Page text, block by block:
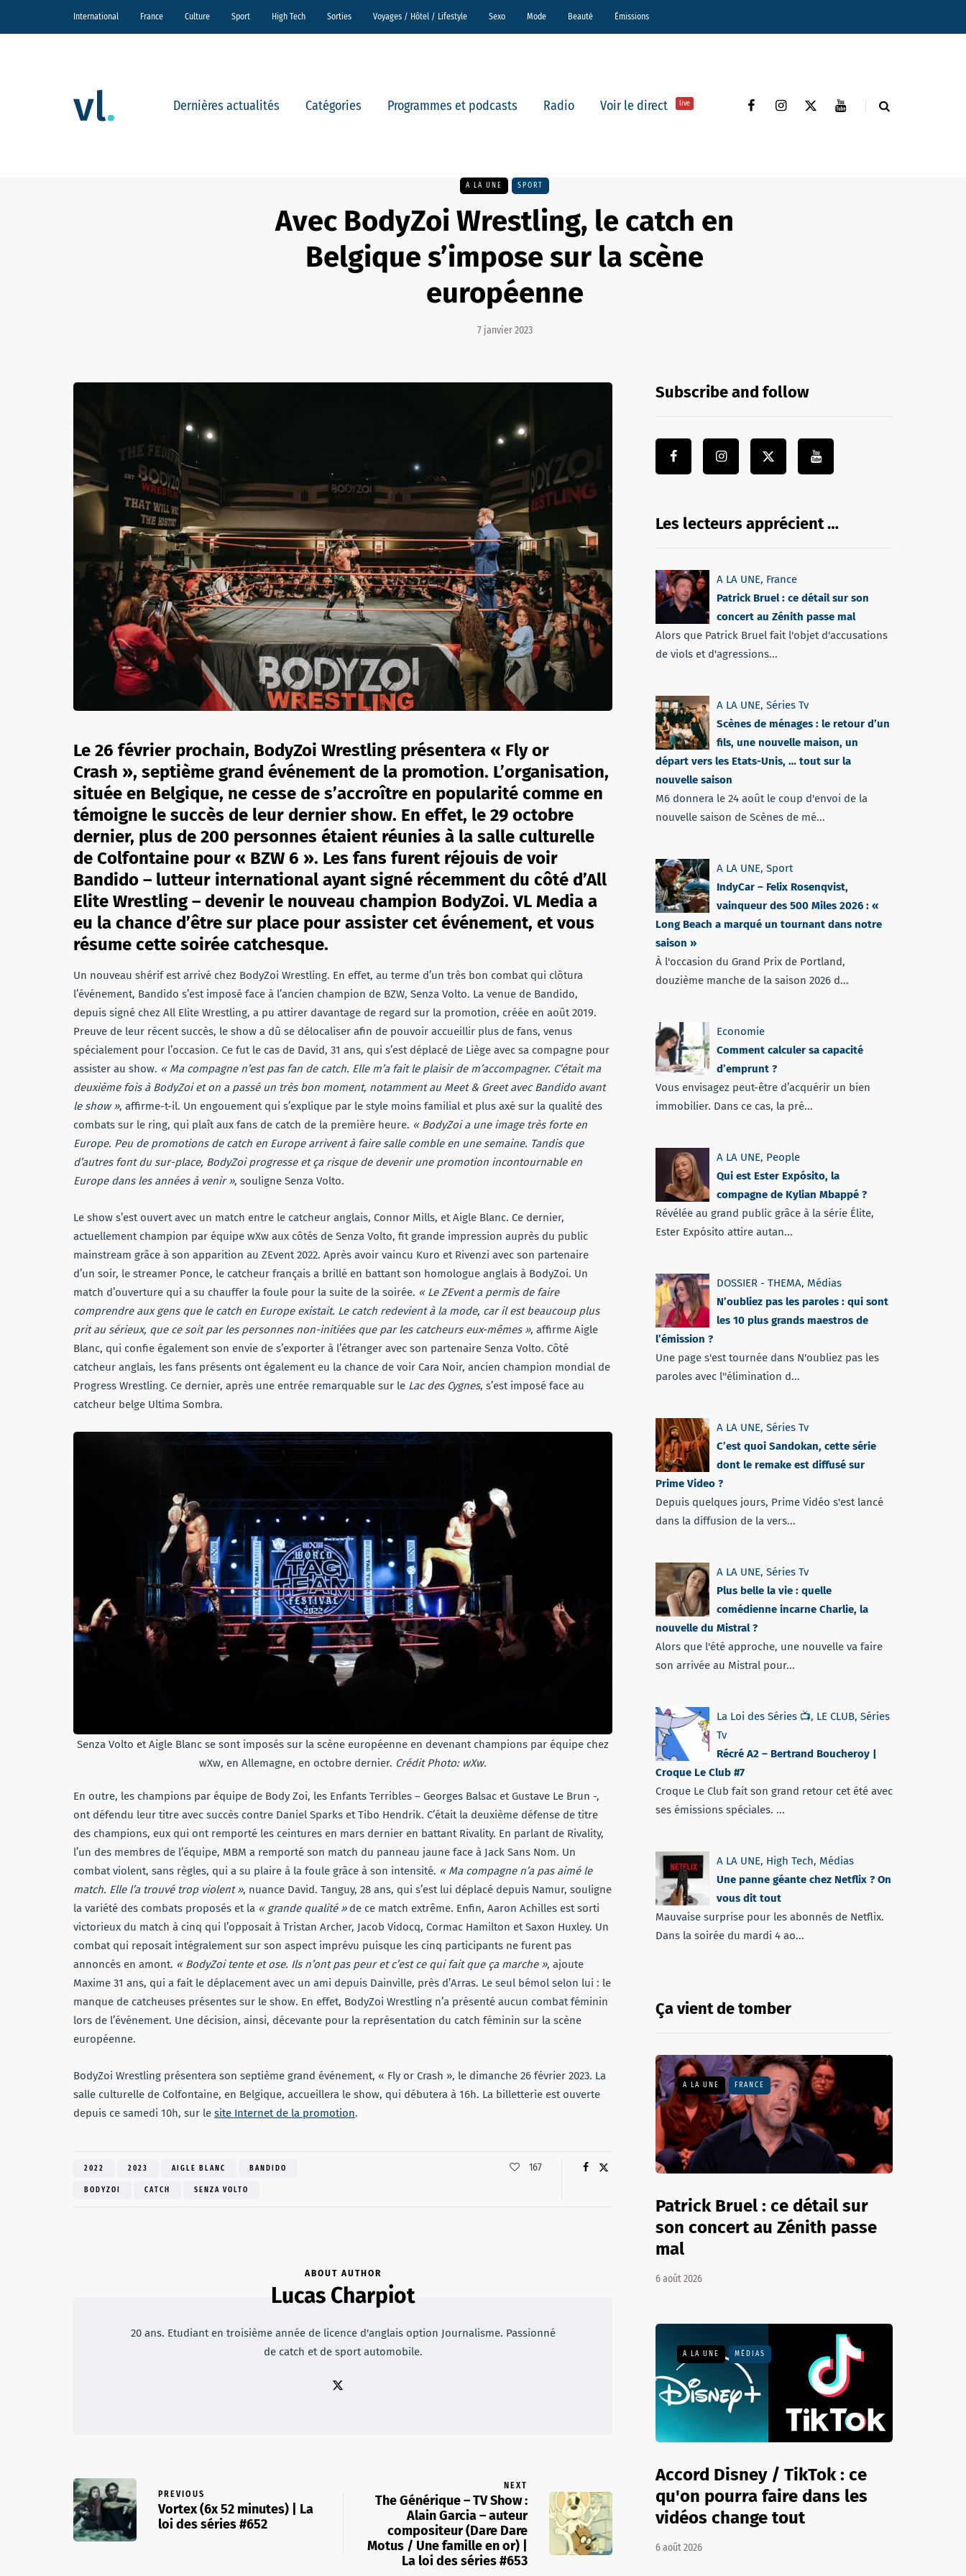
International France Culture Sport High Tech Sorties Voyages / Hôtel / Lifestyle Sexo Mode Beauté Émissions
Dernières actualités Catégories Programmes et podcasts Radio Voir le direct live
A LA UNE SPORT
Avec BodyZoi Wrestling, le catch en
Belgique s’impose sur la scène
européenne
7 janvier 2023
Le 26 février prochain, BodyZoi Wrestling présentera « Fly or
Crash », septième grand événement de la promotion. L’organisation,
située en Belgique, ne cesse de s’accroître en popularité comme en
témoigne le succès de leur dernier show. En effet, le 29 octobre
dernier, plus de 200 personnes étaient réunies à la salle culturelle
de Colfontaine pour « BZW 6 ». Les fans furent réjouis de voir
Bandido – lutteur international ayant signé récemment du côté d’All
Elite Wrestling – devenir le nouveau champion BodyZoi. VL Media a
eu la chance d’être sur place pour assister cet événement, et vous
résume cette soirée catchesque.
Un nouveau shérif est arrivé chez BodyZoi Wrestling. En effet, au terme d’un très bon combat qui clôtura
l’événement, Bandido s’est imposé face à l’ancien champion de BZW, Senza Volto. La venue de Bandido,
depuis signé chez All Elite Wrestling, a pu attirer davantage de regard sur la promotion, créée en août 2019.
Preuve de leur récent succès, le show a dû se délocaliser afin de pouvoir accueillir plus de fans, venus
spécialement pour l’occasion. Ce fut le cas de David, 31 ans, qui s’est déplacé de Liège avec sa compagne pour
assister au show. « Ma compagne n’est pas fan de catch. Elle m’a fait le plaisir de m’accompagner. C’était ma
deuxième fois à BodyZoi et on a passé un très bon moment, notamment au Meet & Greet avec Bandido avant
le show », affirme-t-il. Un engouement qui s’explique par le style moins familial et plus axé sur la qualité des
combats sur le ring, qui plaît aux fans de catch de la première heure. « BodyZoi a une image très forte en
Europe. Peu de promotions de catch en Europe arrivent à faire salle comble en une semaine. Tandis que
d’autres font du sur-place, BodyZoi progresse et ça risque de devenir une promotion incontournable en
Europe dans les années à venir », souligne Senza Volto.
Le show s’est ouvert avec un match entre le catcheur anglais, Connor Mills, et Aigle Blanc. Ce dernier,
actuellement champion par équipe wXw aux côtés de Senza Volto, fit grande impression auprès du public
mainstream grâce à son apparition au ZEvent 2022. Après avoir vaincu Kuro et Rivenzi avec son partenaire
d’un soir, le streamer Ponce, le catcheur français a brillé en battant son homologue anglais à BodyZoi. Un
match d’ouverture qui a su chauffer la foule pour la suite de la soirée. « Le ZEvent a permis de faire
comprendre aux gens que le catch en Europe existait. Le catch redevient à la mode, car il est beaucoup plus
prit au sérieux, que ce soit par les personnes non-initiées que par les catcheurs eux-mêmes », affirme Aigle
Blanc, qui confie également son envie de s’exporter à l’étranger avec son partenaire Senza Volto. Côté
catcheur anglais, les fans présents ont également eu la chance de voir Cara Noir, ancien champion mondial de
Progress Wrestling. Ce dernier, après une entrée remarquable sur le Lac des Cygnes, s’est imposé face au
catcheur belge Ultima Sombra.
Senza Volto et Aigle Blanc se sont imposés sur la scène européenne en devenant champions par équipe chez
wXw, en Allemagne, en octobre dernier. Crédit Photo: wXw.
En outre, les champions par équipe de Body Zoi, les Enfants Terribles – Georges Balsac et Gustave Le Brun -,
ont défendu leur titre avec succès contre Daniel Sparks et Tibo Hendrik. C’était la deuxième défense de titre
des champions, eux qui ont remporté les ceintures en mars dernier en battant Rivality. En parlant de Rivality,
l’un des membres de l’équipe, MBM a remporté son match du panneau jaune face à Jack Sans Nom. Un
combat violent, sans règles, qui a su plaire à la foule grâce à son intensité. « Ma compagne n’a pas aimé le
match. Elle l’a trouvé trop violent », nuance David. Tanguy, 28 ans, qui s’est lui déplacé depuis Namur, souligne
la variété des combats proposés et la « grande qualité » de ce match extrême. Enfin, Aaron Achilles est sorti
victorieux du match à cinq qui l’opposait à Tristan Archer, Jacob Vidocq, Cormac Hamilton et Saxon Huxley. Un
combat qui reposait intégralement sur son aspect imprévu puisque les cinq participants ne furent pas
annoncés en amont. « BodyZoi tente et ose. Ils n’ont pas peur et c’est ce qui fait que ça marche », ajoute
Maxime 31 ans, qui a fait le déplacement avec un ami depuis Dainville, près d’Arras. Le seul bémol selon lui : le
manque de catcheuses présentes sur le show. En effet, BodyZoi Wrestling n’a présenté aucun combat féminin
lors de l’événement. Une décision, ainsi, décevante pour la représentation du catch féminin sur la scène
européenne.
BodyZoi Wrestling présentera son septième grand événement, « Fly or Crash », le dimanche 26 février 2023. La
salle culturelle de Colfontaine, en Belgique, accueillera le show, qui débutera à 16h. La billetterie est ouverte
depuis ce samedi 10h, sur le site Internet de la promotion.
2022 2023 AIGLE BLANC BANDIDO
BODYZOI CATCH SENZA VOLTO
167
ABOUT AUTHOR
Lucas Charpiot
20 ans. Etudiant en troisième année de licence d'anglais option Journalisme. Passionné
de catch et de sport automobile.
PREVIOUS
Vortex (6x 52 minutes) | La
loi des séries #652
NEXT
The Générique – TV Show :
Alain Garcia – auteur
compositeur (Dare Dare
Motus / Une famille en or) |
La loi des séries #653
Subscribe and follow
Les lecteurs apprécient …
A LA UNE, France
Patrick Bruel : ce détail sur son
concert au Zénith passe mal
Alors que Patrick Bruel fait l'objet d'accusations
de viols et d'agressions...
A LA UNE, Séries Tv
Scènes de ménages : le retour d’un
fils, une nouvelle maison, un
départ vers les Etats-Unis, … tout sur la
nouvelle saison
M6 donnera le 24 août le coup d'envoi de la
nouvelle saison de Scènes de mé...
A LA UNE, Sport
IndyCar – Felix Rosenqvist,
vainqueur des 500 Miles 2026 : «
Long Beach a marqué un tournant dans notre
saison »
À l'occasion du Grand Prix de Portland,
douzième manche de la saison 2026 d...
Economie
Comment calculer sa capacité
d’emprunt ?
Vous envisagez peut-être d’acquérir un bien
immobilier. Dans ce cas, la pré...
A LA UNE, People
Qui est Ester Expósito, la
compagne de Kylian Mbappé ?
Révélée au grand public grâce à la série Élite,
Ester Expósito attire autan...
DOSSIER - THEMA, Médias
N’oubliez pas les paroles : qui sont
les 10 plus grands maestros de
l’émission ?
Une page s'est tournée dans N'oubliez pas les
paroles avec l''élimination d...
A LA UNE, Séries Tv
C’est quoi Sandokan, cette série
dont le remake est diffusé sur
Prime Video ?
Depuis quelques jours, Prime Vidéo s'est lancé
dans la diffusion de la vers...
A LA UNE, Séries Tv
Plus belle la vie : quelle
comédienne incarne Charlie, la
nouvelle du Mistral ?
Alors que l'été approche, une nouvelle va faire
son arrivée au Mistral pour...
La Loi des Séries 📺, LE CLUB, Séries
Tv
Récré A2 – Bertrand Boucheroy |
Croque Le Club #7
Croque Le Club fait son grand retour cet été avec
ses émissions spéciales. ...
A LA UNE, High Tech, Médias
Une panne géante chez Netflix ? On
vous dit tout
Mauvaise surprise pour les abonnés de Netflix.
Dans la soirée du mardi 4 ao...
Ça vient de tomber
A LA UNE FRANCE
Patrick Bruel : ce détail sur
son concert au Zénith passe
mal
6 août 2026
A LA UNE MÉDIAS
Accord Disney / TikTok : ce
qu'on pourra faire dans les
vidéos change tout
6 août 2026